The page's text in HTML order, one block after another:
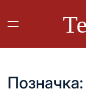
вмісту
Позначка: